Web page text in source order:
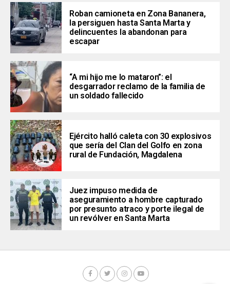
Roban camioneta en Zona Bananera,
la persiguen hasta Santa Marta y
delincuentes la abandonan para
escapar
“A mi hijo me lo mataron”: el
desgarrador reclamo de la familia de
un soldado fallecido
Ejército halló caleta con 30 explosivos
que sería del Clan del Golfo en zona
rural de Fundación, Magdalena
Juez impuso medida de
aseguramiento a hombre capturado
por presunto atraco y porte ilegal de
un revólver en Santa Marta